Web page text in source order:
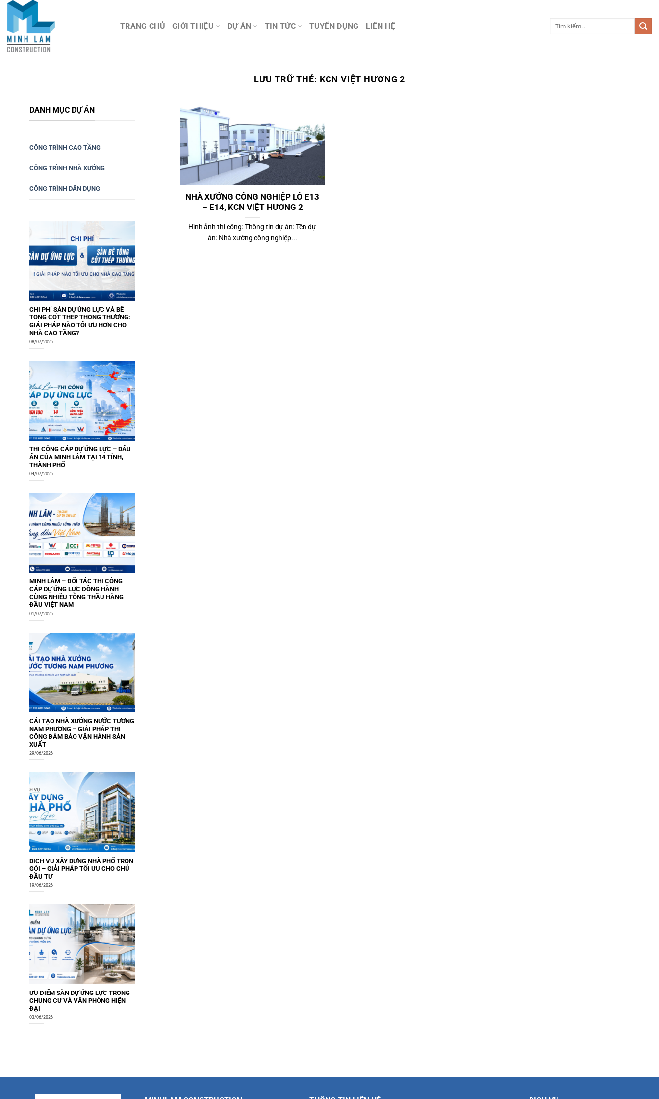
Bỏ
nội
dung
TRANG CHỦ GIỚI THIỆU DỰ ÁN TIN TỨC TUYỂN DỤNG LIÊN HỆ
LƯU TRỮ THẺ: KCN VIỆT HƯƠNG 2
DANH MỤC DỰ ÁN
CÔNG TRÌNH CAO TẦNG
CÔNG TRÌNH NHÀ XƯỞNG
CÔNG TRÌNH DÂN DỤNG
CHI PHÍ SÀN DỰ ỨNG LỰC VÀ BÊ
TÔNG CỐT THÉP THÔNG THƯỜNG:
GIẢI PHÁP NÀO TỐI ƯU HƠN CHO
NHÀ CAO TẦNG?
08/07/2026
THI CÔNG CÁP DỰ ỨNG LỰC – DẤU
ẤN CỦA MINH LÂM TẠI 14 TỈNH,
THÀNH PHỐ
04/07/2026
MINH LÂM – ĐỐI TÁC THI CÔNG
CÁP DỰ ỨNG LỰC ĐỒNG HÀNH
CÙNG NHIỀU TỔNG THẦU HÀNG
ĐẦU VIỆT NAM
01/07/2026
CẢI TẠO NHÀ XƯỞNG NƯỚC TƯƠNG
NAM PHƯƠNG – GIẢI PHÁP THI
CÔNG ĐẢM BẢO VẬN HÀNH SẢN
XUẤT
29/06/2026
DỊCH VỤ XÂY DỰNG NHÀ PHỐ TRỌN
GÓI – GIẢI PHÁP TỐI ƯU CHO CHỦ
ĐẦU TƯ
19/06/2026
ƯU ĐIỂM SÀN DỰ ỨNG LỰC TRONG
CHUNG CƯ VÀ VĂN PHÒNG HIỆN
ĐẠI
03/06/2026
NHÀ XƯỞNG CÔNG NGHIỆP LÔ E13
– E14, KCN VIỆT HƯƠNG 2
Hình ảnh thi công: Thông tin dự án: Tên dự
án: Nhà xưởng công nghiệp...